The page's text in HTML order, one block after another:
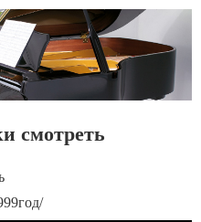
смотреть